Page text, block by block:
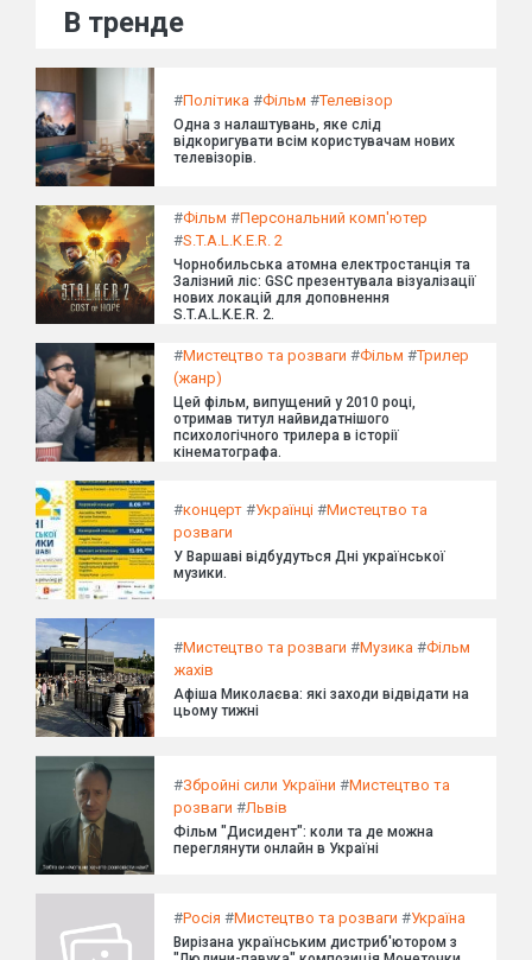
В тренде
#Політика #Фільм #Телевізор
Одна з налаштувань, яке слід
відкоригувати всім користувачам нових
телевізорів.
#Фільм #Персональний комп'ютер
#S.T.A.L.K.E.R. 2
Чорнобильська атомна електростанція та
Залізний ліс: GSC презентувала візуалізації
нових локацій для доповнення
S.T.A.L.K.E.R. 2.
#Мистецтво та розваги #Фільм #Трилер
(жанр)
Цей фільм, випущений у 2010 році,
отримав титул найвидатнішого
психологічного трилера в історії
кінематографа.
#концерт #Українці #Мистецтво та
розваги
У Варшаві відбудуться Дні української
музики.
#Мистецтво та розваги #Музика #Фільм
жахів
Афіша Миколаєва: які заходи відвідати на
цьому тижні
#Збройні сили України #Мистецтво та
розваги #Львів
Фільм "Дисидент": коли та де можна
переглянути онлайн в Україні
#Росія #Мистецтво та розваги #Україна
Вирізана українським дистриб'ютором з